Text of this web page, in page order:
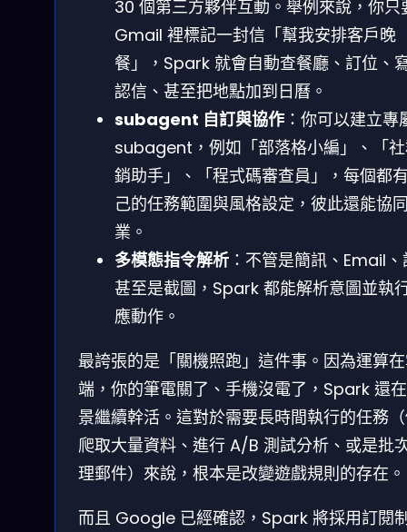
30 個第三方夥伴互動。舉例來說，你只
Gmail 裡標記一封信「幫我安排客戶晚
餐」，Spark 就會自動查餐廳、訂位、
認信、甚至把地點加到日曆。
subagent 自訂與協作 ：你可以建立專
subagent，例如「部落格小編」、「
銷助手」、「程式碼審查員」，每個都
己的任務範圍與風格設定，彼此還能協
業。
多模態指令解析 ：不管是簡訊、Email
甚至是截圖，Spark 都能解析意圖並執
應動作。
最誇張的是「關機照跑」這件事。因為運算
端，你的筆電關了、手機沒電了，Spark 還
景繼續幹活。這對於需要長時間執行的任務
爬取大量資料、進行 A/B 測試分析、或是批
理郵件）來說，根本是改變遊戲規則的存在。
而且 Google 已經確認，Spark 將採用訂閱